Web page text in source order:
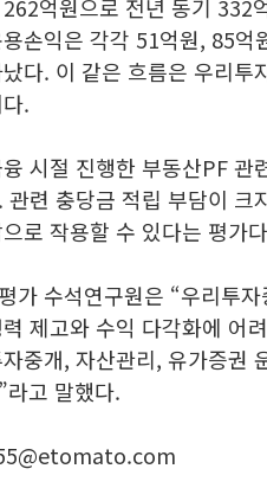
억원으로 전년 동기
손익은 각각 51억원, 85
다. 이 같은 흐름은 우리
.
시절 진행한 부동산PF
관련 충당금 적립 부담이
로 작용할 수 있다는 평가
가 수석연구원은 “우리투
제고와 수익 다각화에 어
중개, 자산관리, 유가증권
라고 말했다.